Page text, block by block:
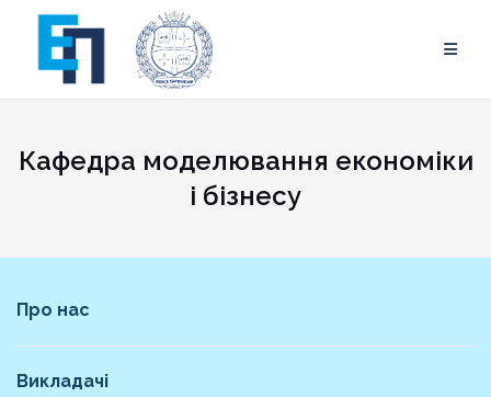
content
Кафедра моделювання економіки
і бізнесу
Про нас
Викладачі